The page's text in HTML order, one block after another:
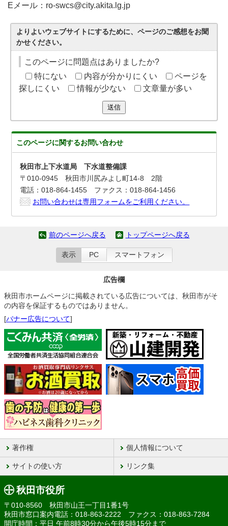
Eメール：ro-swcs@city.akita.lg.jp
よりよいウェブサイトにするために、ページのご感想をお聞
かせください。
このページに問題点はありましたか?
特にない
内容が分かりにくい
ページを
探しにくい
情報が少ない 文章量が多い
送信
このページに関するお問い合わせ
秋田市上下水道局 下水道整備課
〒010-0945 秋田市川尻みよし町14-8 2階
電話：018-864-1455 ファクス：018-864-1456
お問い合わせは専用フォームをご利用ください。
前のページへ戻る トップページへ戻る
表示 PC スマートフォン
広告欄
秋田市ホームページに掲載されている広告については、秋田市がそ
の内容を保証するものではありません。
[バナー広告について]
著作権 個人情報について
サイトの使い方 リンク集
秋田市役所
〒010-8560 秋田市山王一丁目1番1号
秋田市窓口案内電話：018-863-2222 ファクス：018-863-7284
開庁時間：平日 午前8時30分から午後5時15分まで